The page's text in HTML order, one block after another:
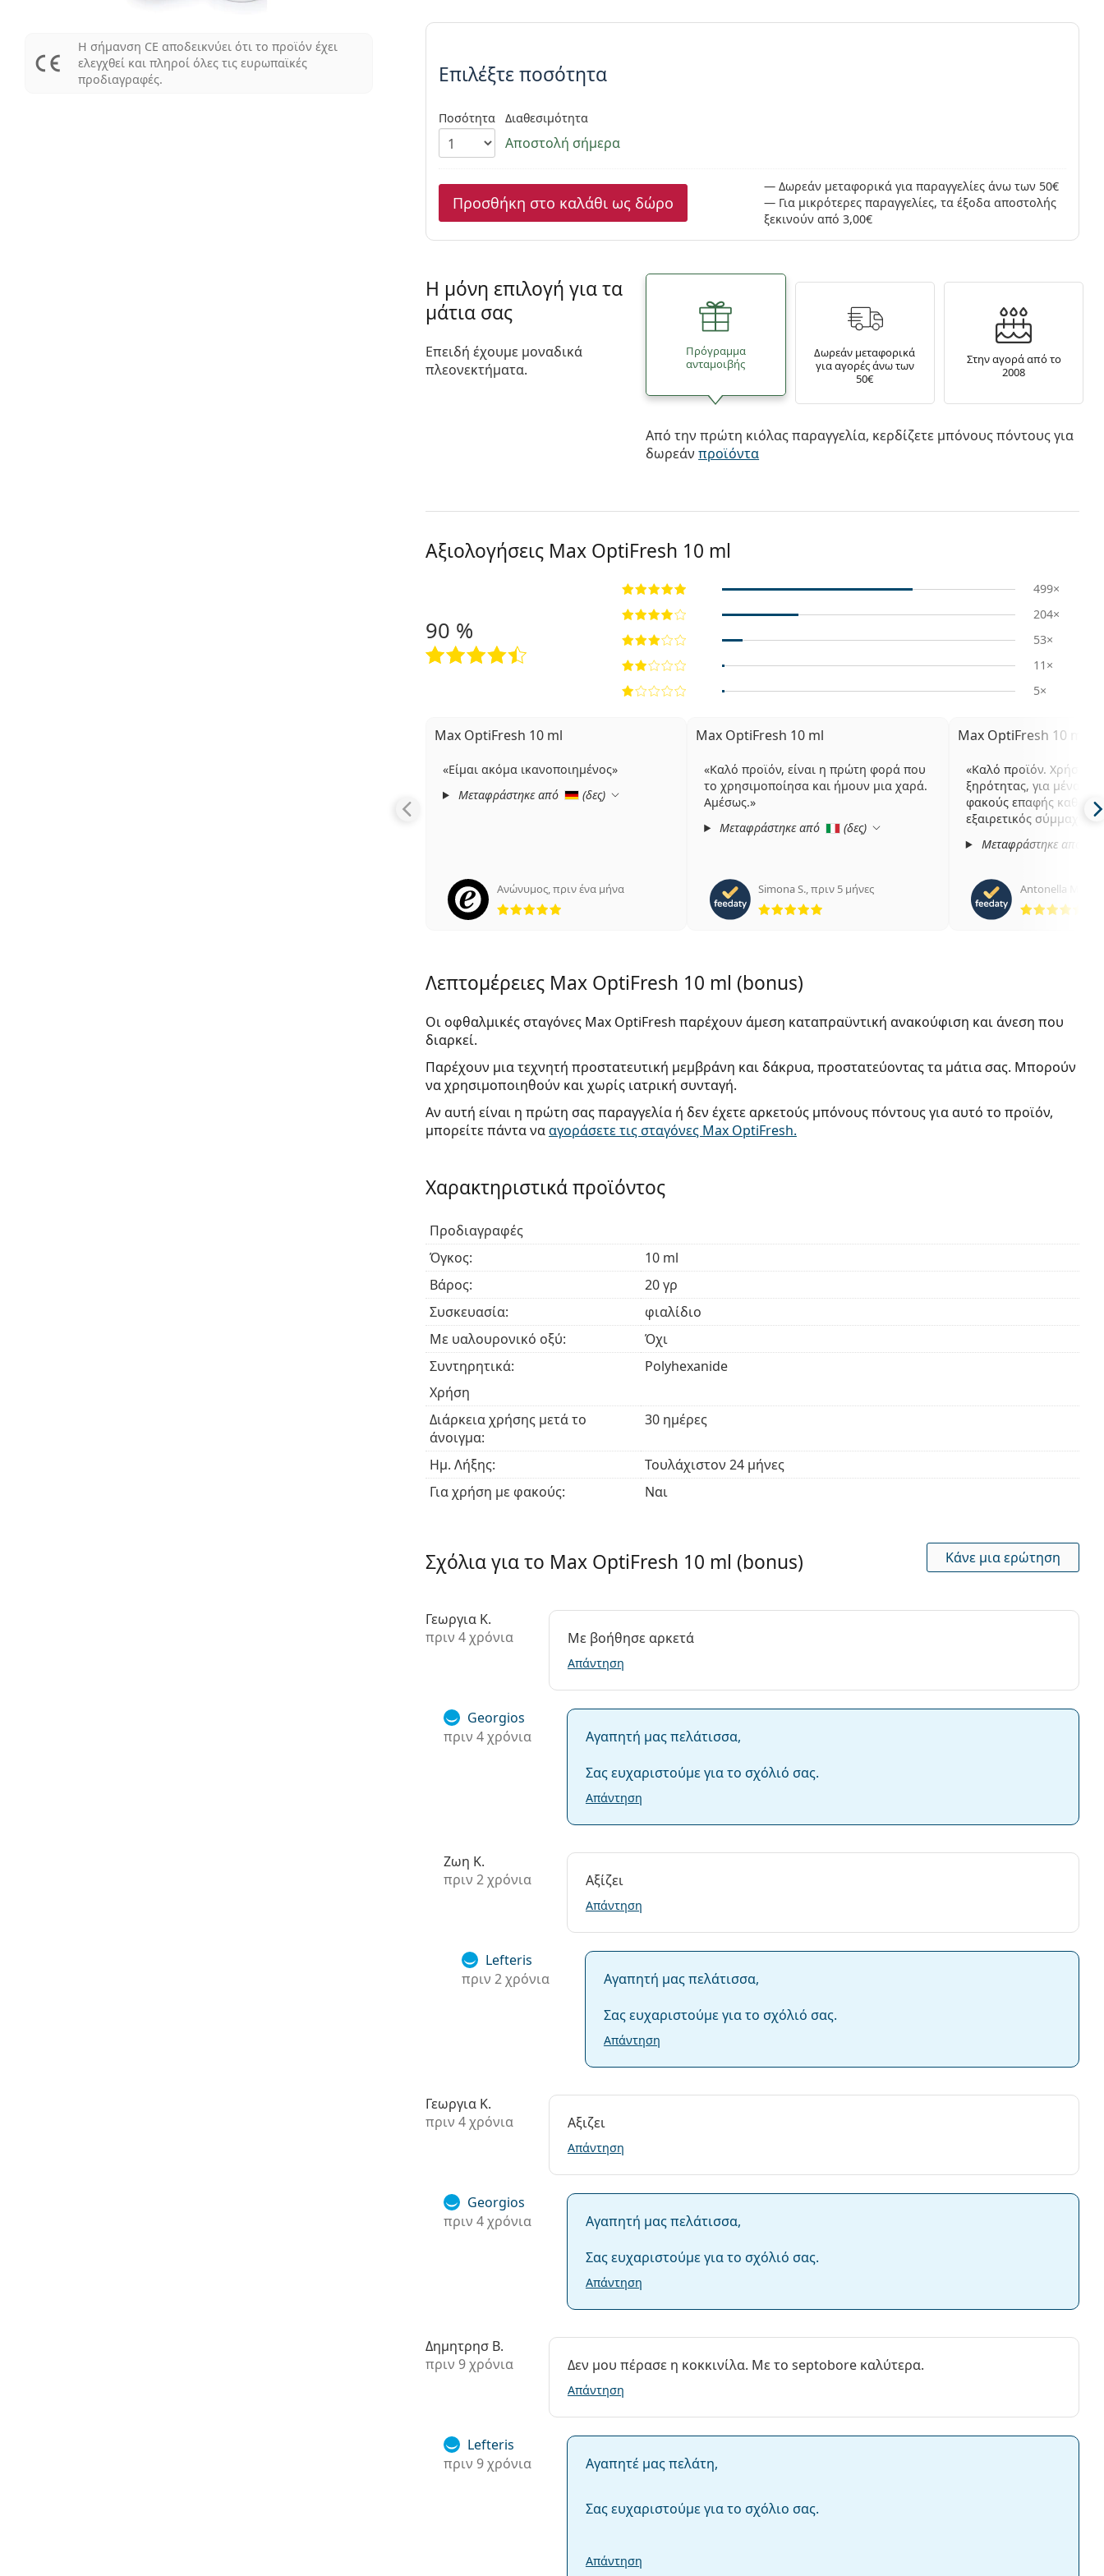
Η σήμανση CE αποδεικνύει ότι το προϊόν έχει
ελεγχθεί και πληροί όλες τις ευρωπαϊκές
προδιαγραφές.
Συμπληρώστε τις παράμετρους
Επιλέξτε ποσότητα
Ποσότητα Διαθεσιμότητα
Αποστολή σήμερα
Προσθήκη στο καλάθι ως δώρο
Δωρεάν μεταφορικά για παραγγελίες άνω των 50€
Για μικρότερες παραγγελίες, τα έξοδα αποστολής
ξεκινούν από 3,00€
Η μόνη επιλογή για τα
μάτια σας
Επειδή έχουμε μοναδικά
πλεονεκτήματα.
Πρόγραμμα
ανταμοιβής
Δωρεάν μεταφορικά
για αγορές άνω των
50€
Στην αγορά από το
2008
Από την πρώτη κιόλας παραγγελία, κερδίζετε μπόνους πόντους για
δωρεάνπροϊόντα
Αξιολογήσεις Max OptiFresh 10 ml
90 %
499×
204×
53×
11×
5×
Max OptiFresh 10 ml
Είμαι ακόμα ικανοποιημένος
Μεταφράστηκε από
(δες)
Ανώνυμος,πριν ένα μήνα
5 αξιολογήσεις από 5
Max OptiFresh 10 ml
Καλό προϊόν, είναι η πρώτη φορά που
το χρησιμοποίησα και ήμουν μια χαρά.
Αμέσως.
Μεταφράστηκε από
(δες)
Simona S.,πριν 5 μήνες
5 αξιολογήσεις από 5
Max OptiFresh 10 ml
Καλό προϊόν. Χρήσιμο
ξηρότητας, για μένα
φακούς επαφής
εξαιρετικός σύμμαχος
Μεταφράστηκε από
Antonella M.
Λεπτομέρειες Max OptiFresh 10 ml (bonus)
Οι οφθαλμικές σταγόνες Max OptiFresh παρέχουν άμεση καταπραϋντική ανακούφιση και άνεση που
διαρκεί.
Παρέχουν μια τεχνητή προστατευτική μεμβράνη και δάκρυα, προστατεύοντας τα μάτια σας. Μπορούν
να χρησιμοποιηθούν και χωρίς ιατρική συνταγή.
Αν αυτή είναι η πρώτη σας παραγγελία ή δεν έχετε αρκετούς μπόνους πόντους για αυτό το προϊόν,
μπορείτε πάντα νααγοράσετε τις σταγόνες Max OptiFresh.
Χαρακτηριστικά προϊόντος
Προδιαγραφές
Όγκος:
10 ml
Βάρος:
20 γρ
Συσκευασία:
φιαλίδιο
Με υαλουρονικό οξύ:
Όχι
Συντηρητικά:
Polyhexanide
Χρήση
Διάρκεια χρήσης μετά το
άνοιγμα:
30 ημέρες
Ημ. Λήξης:
Τουλάχιστον 24 μήνες
Για χρήση με φακούς:
Ναι
Σχόλια για το Max OptiFresh 10 ml (bonus) Κάνε μια ερώτηση
Γεωργια Κ.
πριν 4 χρόνια
Με βοήθησε αρκετά
Απάντηση
Georgios
πριν 4 χρόνια
Αγαπητή μας πελάτισσα,
Σας ευχαριστούμε για το σχόλιό σας.
Απάντηση
Ζωη Κ.
πριν 2 χρόνια
Αξίζει
Απάντηση
Lefteris
πριν 2 χρόνια
Αγαπητή μας πελάτισσα,
Σας ευχαριστούμε για το σχόλιό σας.
Απάντηση
Γεωργια Κ.
πριν 4 χρόνια
Αξιζει
Απάντηση
Georgios
πριν 4 χρόνια
Αγαπητή μας πελάτισσα,
Σας ευχαριστούμε για το σχόλιό σας.
Απάντηση
Δημητρησ Β.
πριν 9 χρόνια
Δεν μου πέρασε η κοκκινίλα. Με το septobore καλύτερα.
Απάντηση
Lefteris
πριν 9 χρόνια
Αγαπητέ μας πελάτη,
Σας ευχαριστούμε για το σχόλιο σας.
Απάντηση